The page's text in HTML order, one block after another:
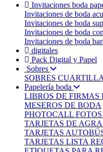
Invitaciones boda
Invitaciones de boda
Invitaciones de boda
Invitaciones de boda
Invitaciones de boda
digitales
Pack Digital y Papel
Sobres
SOBRES
Papelería boda
LIBROS DE FIRMAS
MESEROS DE BODA
PHOTOCALL
TARJETAS DE
TARJETAS
TARJETAS LISTA